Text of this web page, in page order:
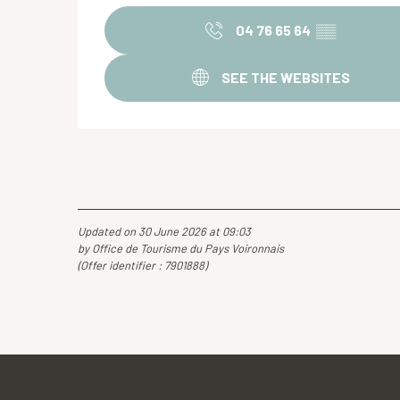
04 76 65 64 ▒▒
SEE THE WEBSITES
Updated on 30 June 2026 at 09:03
by Office de Tourisme du Pays Voironnais
(Offer identifier : 7901888)